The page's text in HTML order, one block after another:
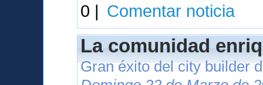
0 | Comentar noticia
La comunidad
Gran éxito del city builder